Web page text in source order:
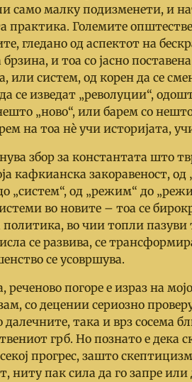
само малку подизменети, и
практика. Големите
гледано од аспектот на
брзина, и тоа со јасно
или систем, од корен да се
се изведат „револуции“,
„ново“, или барем со
на тоа нè учи историјата,
збор за константата што
кафкианска закоравеност, од
„систем“, од „режим“ до
во новите – тоа се
во чии топли пазуви
се развива, се
се усовршува.
реченово погоре е израз на
со децении сериозно
далечните, така и врз сосема
грб. Но познато е дека
прогрес, зашто
ниту пак сила да го запре или